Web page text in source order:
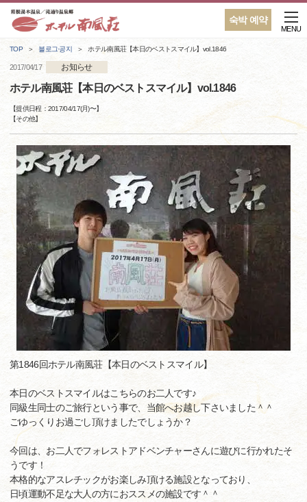
숙박 예약
MENU
TOP 블로그·공지 ホテル南風荘【本日のベストスマイル】vol.1846
2017/04/17 お知らせ
ホテル南風荘【本日のベストスマイル】vol.1846
【提供日程：2017/04/17(月)〜】
【その他】
第1846回ホテル南風荘【本日のベストスマイル】
本日のベストスマイルはこちらのお二人です♪
同級生同士のご旅行という事で、当館へお越し下さいました＾＾
ごゆっくりお過ごし頂けましたでしょうか？
今回は、お二人でフォレストアドベンチャーさんに遊びに行かれたそ
うです！
本格的なアスレチックがお楽しみ頂ける施設となっており、
日頃運動不足な大人の方におススメの施設です＾＾